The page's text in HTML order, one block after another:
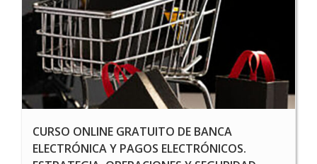
CURSO ONLINE GRATUITO DE BANCA
ELECTRÓNICA Y PAGOS ELECTRÓNICOS.